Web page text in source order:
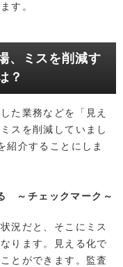
す。
、ミスを削減す
？
た業務などを「見え
スを削減していまし
紹介することにしま
～チェックマーク～
況だと、そこにミス
ります。見える化で
とができます。監査